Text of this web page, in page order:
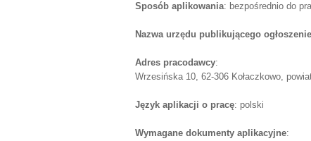
Sposób aplikowania: bezpośrednio do
Nazwa urzędu publikującego
Adres pracodawcy:
Wrzesińska 10, 62-306 Kołaczkowo,
Język aplikacji o pracę: polski
Wymagane dokumenty aplikacyjne: